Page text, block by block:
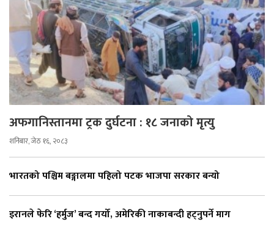
अफगानिस्तानमा ट्रक दुर्घटना : १८ जनाको मृत्यु
शनिबार, जेठ १६, २०८३
भारतको पश्चिम बङ्गालमा पहिलो पटक भाजपा सरकार बन्यो
इरानले फेरि ‘हर्मुज’ बन्द गर्यो, अमेरिकी नाकाबन्दी हट्नुपर्ने माग